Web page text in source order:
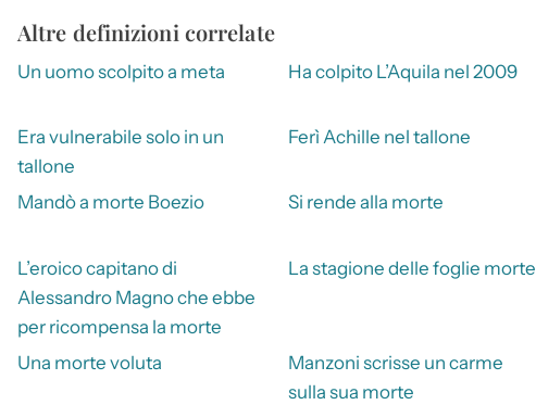
Altre definizioni correlate
Un uomo scolpito a meta Ha colpito L’Aquila nel 2009
Era vulnerabile solo in un
tallone
Ferì Achille nel tallone
Mandò a morte Boezio Si rende alla morte
L’eroico capitano di
Alessandro Magno che ebbe
per ricompensa la morte
La stagione delle foglie morte
Una morte voluta
Manzoni scrisse un carme
sulla sua morte